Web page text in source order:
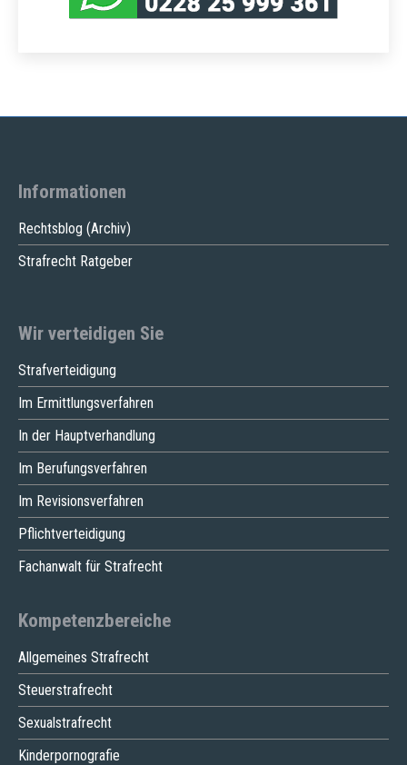
Informationen
Rechtsblog (Archiv)
Strafrecht Ratgeber
Wir verteidigen Sie
Strafverteidigung
Im Ermittlungsverfahren
In der Hauptverhandlung
Im Berufungsverfahren
Im Revisionsverfahren
Pflichtverteidigung
Fachanwalt für Strafrecht
Kompetenzbereiche
Allgemeines Strafrecht
Steuerstrafrecht
Sexualstrafrecht
Kinderpornografie